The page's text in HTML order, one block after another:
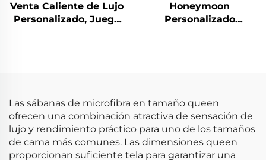
Venta Caliente de Lujo
Personalizado, Juego
Honeymoon
Personalizado
Las sábanas de microfibra en tamaño queen
ofrecen una combinación atractiva de sensación de
lujo y rendimiento práctico para uno de los tamaños
de cama más comunes. Las dimensiones queen
proporcionan suficiente tela para garantizar una